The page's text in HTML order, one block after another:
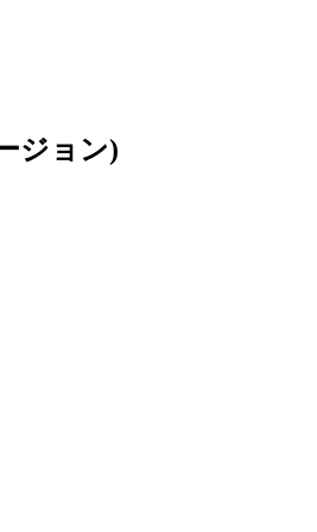
ジョン)